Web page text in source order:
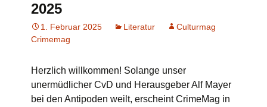
2025
1. Februar 2025 Literatur
Culturmag
Crimemag
Herzlich willkommen! Solange unser
unermüdlicher CvD und Herausgeber Alf Mayer
bei den Antipoden weilt, erscheint CrimeMag in